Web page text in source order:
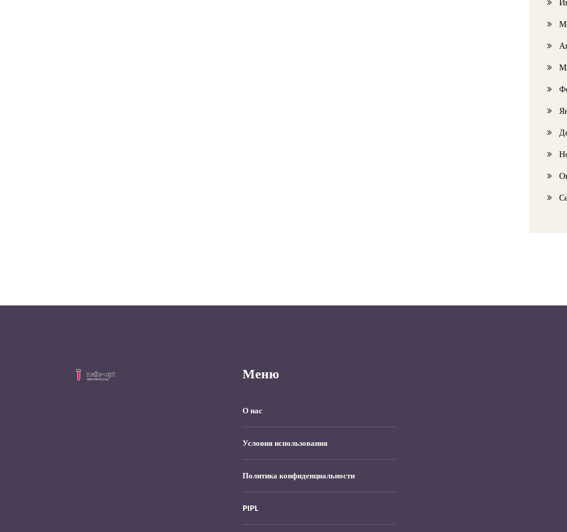
Меню
О нас
Условия использования
Политика конфиденциальности
PIPL